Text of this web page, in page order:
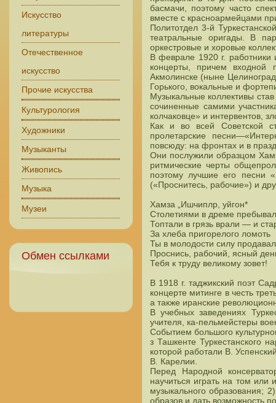
Искусство
литературы
Отечественное
искусство
Прочие искусства
Культурология
Художники
Музыканты
Живопись
Музыка
Музеи
Обмен ссылками
басмачи, поэтому часто
вместе с красноармейцами
Политотдел 3-й
театральные оригады. В
оркестровые и хоровые
В феврале 1920 г. работники
концерты, причем входной
Акмолинске (ныне
Горького, вокальные и
Музыкальные коллективы
сочиненные самими
колчаковце» и интервентов,
Как и во всей Советской
пролетарские
повсюду: на фронтах и в
Они послужили образцом
ритмические черты
поэтому лучшие его песни
(«Проснитесь, рабочие») и
Хамза „Ишчиплр, уйгон*
Столетиями в дреме пребывал,
Топтали в грязь врали — и
За хлеба пригорелого ломоть
Ты в молодости силу продавал.
Проснись, рабочий, ясный
Тебя к труду великому зовет!
В 1918 г. таджикский поэт
концерте митинге в честь
а также иранские
В учебных заведениях
учителя, ка-пельмейстеры
Событием большого
з Ташкенте Туркестанского
которой работали В.
В. Карелии.
Перед Народной
научиться играть на том
музыкального образования;
образов и дать возможность